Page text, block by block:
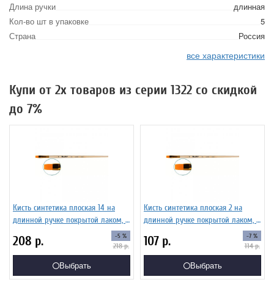
Длина ручки
длинная
Кол-во шт в упаковке
5
Страна
Россия
все характеристики
Купи от 2х товаров из серии 1322 со скидкой
до 7%
Кисть синтетика плоская 14 на
длинной ручке покрытой лаком, с
укороченной вставкой Серия 1322
ЖС2-14,02Ж
208 р. -5 %
218р.
Выбрать
Кисть синтетика плоская 2 на
длинной ручке покрытой лаком, с
укороченной вставкой Серия 1322
ЖС2-02,02Ж
107 р. -7 %
114р.
Выбрать